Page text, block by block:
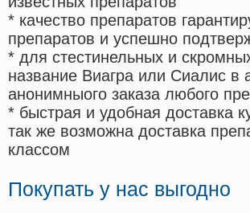
* качество препаратов
препаратов и успешно
* для стестинельных и
название Виагра или Сиалис в
анонимныого заказа любого
* быстрая и удобная доставка
так же возможна доставка
классом
Покупать у нас выгодно